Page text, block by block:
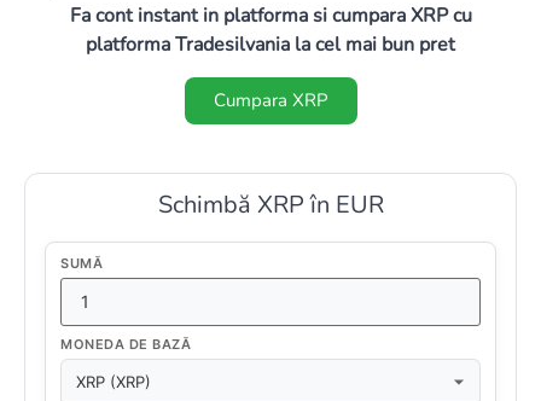
Fa cont instant in platforma si cumpara XRP cu
platforma Tradesilvania la cel mai bun pret
Cumpara XRP
Schimbă XRP în EUR
SUMĂ
MONEDA DE BAZĂ